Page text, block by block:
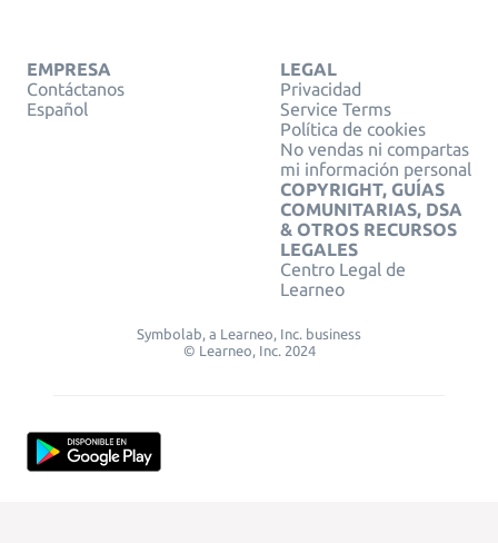
EMPRESA
Contáctanos
Español
LEGAL
Privacidad
Service Terms
Política de cookies
No vendas ni compartas
mi información personal
COPYRIGHT, GUÍAS
COMUNITARIAS, DSA
& OTROS RECURSOS
LEGALES
Centro Legal de
Learneo
Symbolab, a Learneo, Inc. business
© Learneo, Inc. 2024